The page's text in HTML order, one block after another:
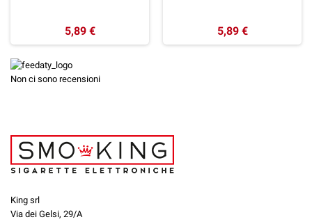
5,89 € 5,89 €
Non ci sono recensioni
King srl
Via dei Gelsi, 29/A